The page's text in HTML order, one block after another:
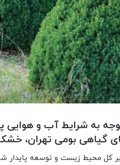
به شرایط آب و هوایی
گیاهی بومی تهران،
کل محیط زیست و توسعه پایدار